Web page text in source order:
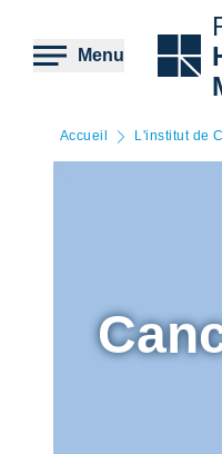
contenu
principal
Menu
Accueil L'institut de